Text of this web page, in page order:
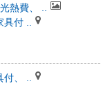
熱費、 ..
具付 ..
、 ..